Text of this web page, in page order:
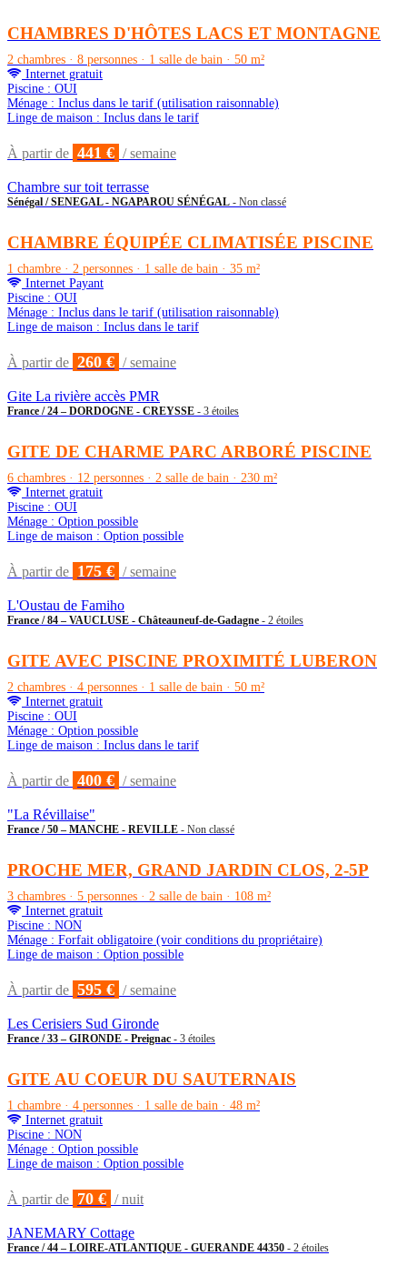
CHAMBRES D'HÔTES LACS ET MONTAGNE
2 chambres · 8 personnes · 1 salle de bain · 50 m²
Internet gratuit
Piscine : OUI
Ménage : Inclus dans le tarif (utilisation raisonnable)
Linge de maison : Inclus dans le tarif
À partir de 441 € / semaine
Chambre sur toit terrasse
Sénégal / SENEGAL - NGAPAROU SÉNÉGAL - Non classé
CHAMBRE ÉQUIPÉE CLIMATISÉE PISCINE
1 chambre · 2 personnes · 1 salle de bain · 35 m²
Internet Payant
Piscine : OUI
Ménage : Inclus dans le tarif (utilisation raisonnable)
Linge de maison : Inclus dans le tarif
À partir de 260 € / semaine
Gite La rivière accès PMR
France / 24 – DORDOGNE - CREYSSE - 3 étoiles
GITE DE CHARME PARC ARBORÉ PISCINE
6 chambres · 12 personnes · 2 salle de bain · 230 m²
Internet gratuit
Piscine : OUI
Ménage : Option possible
Linge de maison : Option possible
À partir de 175 € / semaine
L'Oustau de Famiho
France / 84 – VAUCLUSE - Châteauneuf-de-Gadagne - 2 étoiles
GITE AVEC PISCINE PROXIMITÉ LUBERON
2 chambres · 4 personnes · 1 salle de bain · 50 m²
Internet gratuit
Piscine : OUI
Ménage : Option possible
Linge de maison : Inclus dans le tarif
À partir de 400 € / semaine
"La Révillaise"
France / 50 – MANCHE - REVILLE - Non classé
PROCHE MER, GRAND JARDIN CLOS, 2-5P
3 chambres · 5 personnes · 2 salle de bain · 108 m²
Internet gratuit
Piscine : NON
Ménage : Forfait obligatoire (voir conditions du propriétaire)
Linge de maison : Option possible
À partir de 595 € / semaine
Les Cerisiers Sud Gironde
France / 33 – GIRONDE - Preignac - 3 étoiles
GITE AU COEUR DU SAUTERNAIS
1 chambre · 4 personnes · 1 salle de bain · 48 m²
Internet gratuit
Piscine : NON
Ménage : Option possible
Linge de maison : Option possible
À partir de 70 € / nuit
JANEMARY Cottage
France / 44 – LOIRE-ATLANTIQUE - GUERANDE 44350 - 2 étoiles